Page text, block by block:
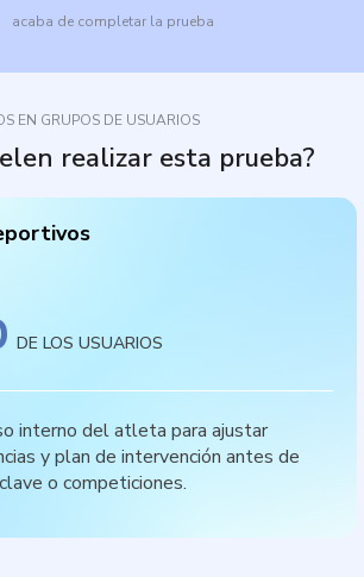
acaba de completar la prueba
EN GRUPOS DE USUARIOS
realizar esta prueba?
DE LOS USUARIOS
interno del atleta para ajustar
y plan de intervención antes de
o competiciones.